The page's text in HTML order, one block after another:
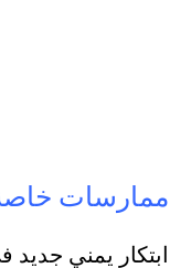
ممارسات
ابتكار يمني جديد